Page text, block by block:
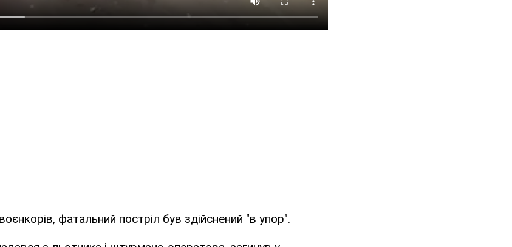
фатальний постріл був здійснений "в упор".